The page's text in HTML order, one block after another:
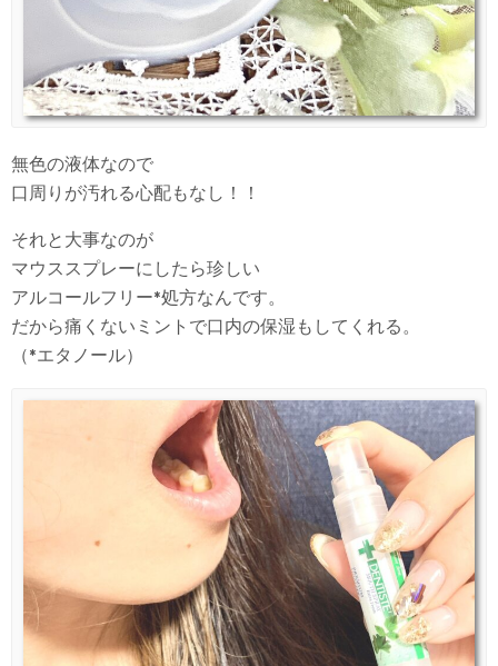
無色の液体なので
口周りが汚れる心配もなし！！
それと大事なのが
マウススプレーにしたら珍しい
アルコールフリー*処方なんです。
だから痛くないミントで口内の保湿もしてくれる。
（*エタノール）